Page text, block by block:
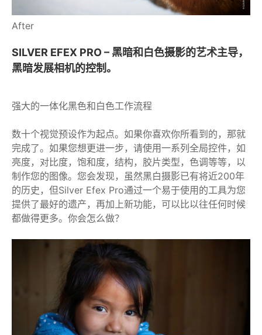
After
SILVER EFEX PRO – 黑暗和白色摄影的艺术主导，
黑暗发展相机的控制。
强大的一体化黑色和白色工作流程
数十个视觉预设作为起点。如果你喜欢你所看到的，那就
完成了。如果您想更进一步，请使用一系列全局控件，如
亮度，对比度，饱和度，结构，胶片类型，色调等等，以
制作您的图像。您会发现，虽然黑白摄影已有将近200年
的历史，但Silver Efex Pro通过一个易于使用的工具为您
提供了最好的遗产，再加上新功能，可以比以往任何时候
都做得更多。你会怎么做？